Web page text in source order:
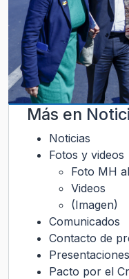
Más en
Noticias
Fotos y videos
Foto MH
Videos
(Imagen)
Comunicados
Contacto de
Presentaciones
Pacto por el